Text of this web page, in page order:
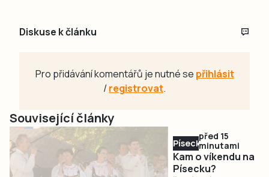
Diskuse k článku
Pro přidávání komentářů je nutné se přihlásit
/registrovat.
Související články
Písecko
před 15
minutami
Kam o víkendu na
Písecku?